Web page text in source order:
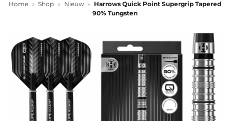
Home » Shop » Nieuw »
Harrows Quick Point Supergrip Tapered
90% Tungsten